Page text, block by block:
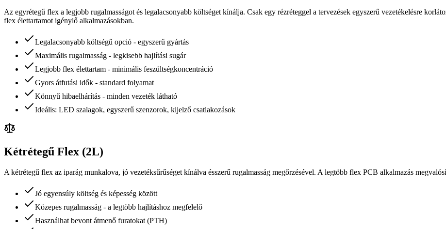
Az egyrétegű flex a legjobb rugalmasságot és legalacsonyabb költséget kínálja. Csak egy rézréteggel a tervezések egyszerű vezetékelésre
flex élettartamot igénylő alkalmazásokban.
Legalacsonyabb költségű opció - egyszerű gyártás
Maximális rugalmasság - legkisebb hajlítási sugár
Legjobb flex élettartam - minimális feszültségkoncentráció
Gyors átfutási idők - standard folyamat
Könnyű hibaelhárítás - minden vezeték látható
Ideális: LED szalagok, egyszerű szenzorok, kijelző csatlakozások
Kétrétegű Flex (2L)
A kétrétegű flex az iparág munkalova, jó vezetéksűrűséget kínálva ésszerű rugalmasság megőrzésével. A legtöbb flex PCB alkalmazás
Jó egyensúly költség és képesség között
Közepes rugalmasság - a legtöbb hajlításhoz megfelelő
Használhat bevont átmenő furatokat (PTH)